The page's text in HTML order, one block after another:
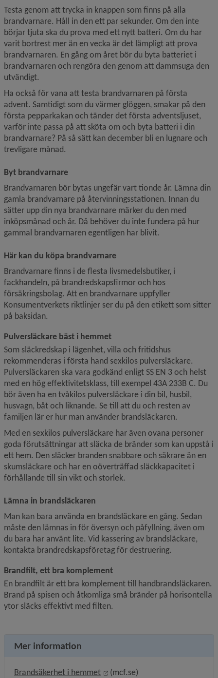
Testa genom att trycka in knappen som finns på alla
brandvarnare. Håll in den ett par sekunder. Om den inte
börjar tjuta ska du prova med ett nytt batteri. Om du har
varit bortrest mer än en vecka är det lämpligt att prova
brand­varnaren. En gång om året bör du byta batteriet i
brandvarnaren och rengöra den genom att dammsuga den
utvändigt.
Ha också för vana att testa brandvarnaren på första
advent. Samtidigt som du värmer glöggen, smakar på den
första pepparkakan och tänder det första adventsljuset,
varför inte passa på att sköta om och byta batteri i din
brand­varnare? På så sätt kan december bli en lugnare och
trevligare månad.
Byt brandvarnare
Brandvarnaren bör bytas ungefär vart tionde år. Lämna din
gamla brandvarnare på återvinningsstationen. Innan du
sätter upp din nya brandvarnare märker du den med
inköpsmånad och år. Då behöver du inte fundera på hur
gammal brandvarnaren egentligen har blivit.
Här kan du köpa brandvarnare
Brandvarnare finns i de flesta livsmedelsbutiker, i
fackhandeln, på brandredskapsfirmor och hos
försäkringsbolag. Att en brandvarnare uppfyller
Konsumentverkets riktlinjer ser du på den etikett som sitter
på baksidan.
Pulversläckare bäst i hemmet
Som släckredskap i lägenhet, villa och fritidshus
rekommenderas i första hand sexkilos pulversläckare.
Pulver­släckaren ska vara godkänd enligt SS EN 3 och helst
med en hög effektivitetsklass, till exempel 43A 233B C. Du
bör även ha en tvåkilos pulversläckare i din bil, husbil,
husvagn, båt och liknande. Se till att du och resten av
familjen lär er hur man använder brandsläckaren.
Med en sexkilos pulversläckare har även ovana personer
goda förutsättningar att släcka de bränder som kan uppstå i
ett hem. Den släcker branden snabbare och säkrare än en
skumsläckare och har en oöverträffad släckkapacitet i
förhållande till sin vikt och storlek.
Lämna in brandsläckaren
Man kan bara använda en brandsläckare en gång. Sedan
måste den lämnas in för översyn och påfyllning, även om
du bara har använt lite. Vid kassering av brandsläckare,
kontakta brandredskapsföretag för destruering.
Brandfilt, ett bra komplement
En brandfilt är ett bra komplement till handbrandsläckaren.
Brand på spisen och åtkomliga små bränder på horisontella
ytor släcks effektivt med filten.
Mer information
Brandsäkerhet i hemmet Länk till annan webbplats,
(mcf.se)